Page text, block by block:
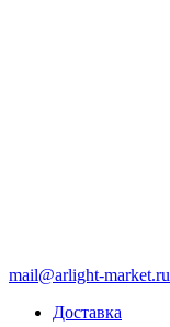
mail@arlight-market.ru
Доставка